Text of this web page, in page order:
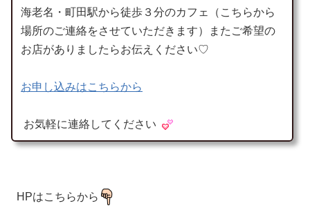
海老名・町田駅から徒歩３分のカフェ（こちらから
場所のご連絡をさせていただきます）またご希望の
お店がありましたらお伝えください♡
お申し込みはこちらから
お気軽に連絡してください
HPはこちらから